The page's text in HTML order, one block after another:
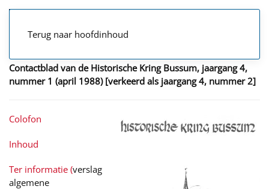
Terug naar hoofdinhoud
Contactblad van de Historische Kring Bussum, jaargang 4,
nummer 1 (april 1988) [verkeerd als jaargang 4, nummer 2]
Colofon
Inhoud
Ter informatie (verslag
algemene